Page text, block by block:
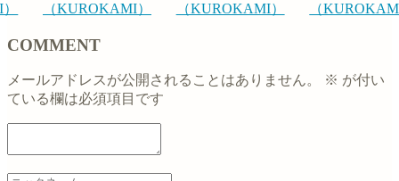
）
（KUROKAMI）
（KUROKAMI）
（
COMMENT
メールアドレスが公開されることはありません。 ※ が付い
ている欄は必須項目です